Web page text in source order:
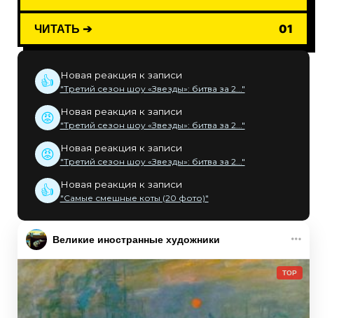
ЧИТАТЬ ➔ 01
👍 Новая реакция к записи
"Третий сезон шоу «Звезды»: битва за 2..."
😡 Новая реакция к записи
"Третий сезон шоу «Звезды»: битва за 2..."
😡 Новая реакция к записи
"Третий сезон шоу «Звезды»: битва за 2..."
👍 Новая реакция к записи
"Самые смешные коты (20 фото)"
Великие иностранные художники
TOP